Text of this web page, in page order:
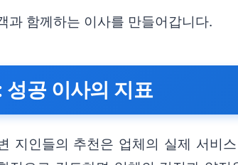
과 함께하는 이사를 만들어갑니다.
성공 이사의 지표
지인들의 추천은 업체의 실제 서비